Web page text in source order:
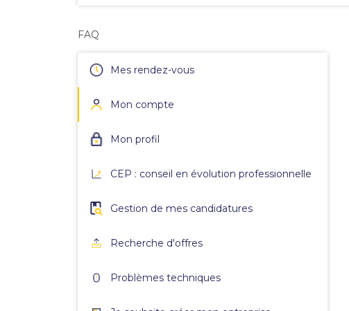
FAQ
Mes rendez-vous
Mon compte
Mon profil
CEP : conseil en évolution professionnelle
Gestion de mes candidatures
Recherche d'offres
Problèmes techniques